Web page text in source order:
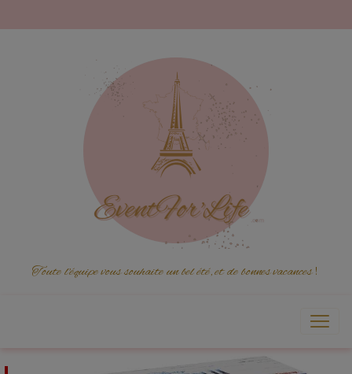
Toute l'équipe vous souhaite un bel été, et de bonnes vacances !